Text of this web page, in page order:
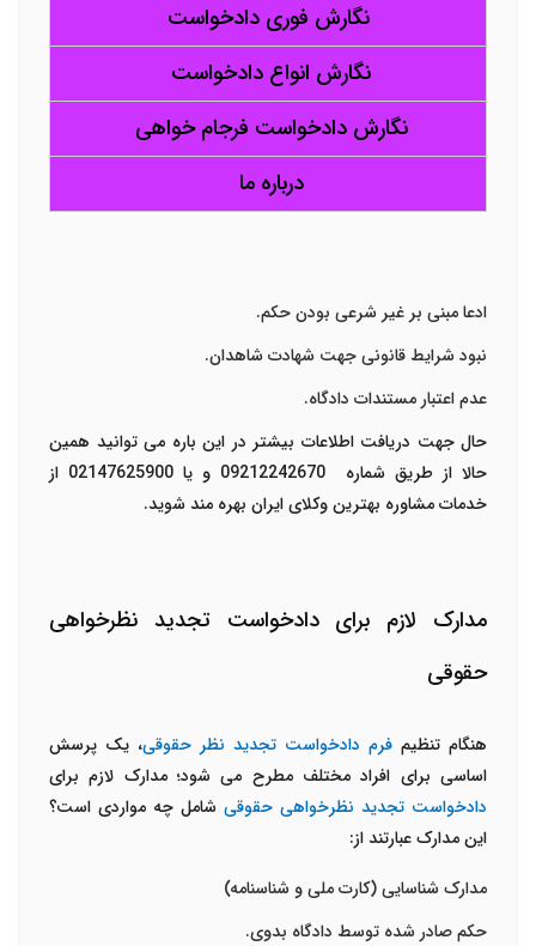
نگارش فوری دادخواست
نگارش انواع دادخواست
نگارش دادخواست فرجام خواهی
درباره ما
ادعا مبنی بر غیر شرعی بودن حکم.
نبود شرایط قانونی جهت شهادت شاهدان.
عدم اعتبار مستندات دادگاه.
حال جهت دریافت اطلاعات بیشتر در این باره می توانید همین
حالا از طریق شماره 09212242670 و یا 02147625900 از
خدمات مشاوره بهترین وکلای ایران بهره مند شوید.
مدارک لازم برای دادخواست تجدید نظرخواهی
حقوقی
هنگام تنظیم فرم دادخواست تجدید نظر حقوقی، یک پرسش
اساسی برای افراد مختلف مطرح می شود؛ مدارک لازم برای
دادخواست تجدید نظرخواهی حقوقی شامل چه مواردی است؟
این مدارک عبارتند از:
مدارک شناسایی (کارت ملی و شناسنامه)
حکم صادر شده توسط دادگاه بدوی.